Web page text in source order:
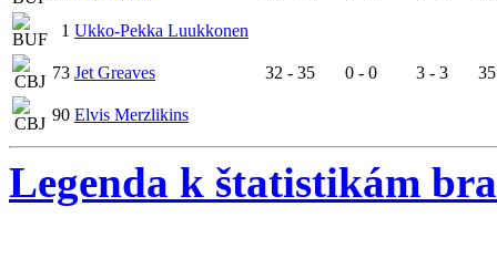
1 Ukko-Pekka Luukkonen
73 Jet Greaves 32 - 35 0 - 0 3 - 3
90 Elvis Merzlikins
Legenda k štatistikám